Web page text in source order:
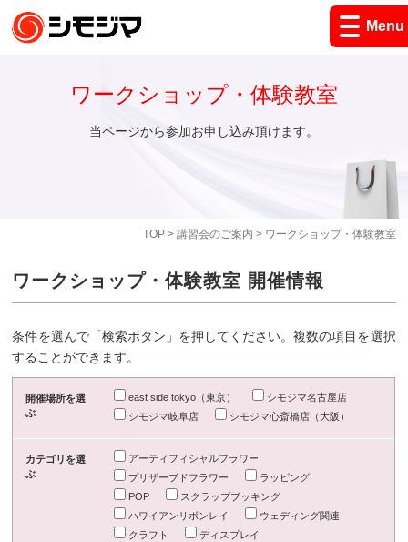
Menu
TOP> 講習会のご案内 > ワークショップ・体験教室
ワークショップ・体験教室
当ページから参加お申し込み頂けます。
ワークショップ・体験教室 開催情報
条件を選んで「検索ボタン」を押してください。複数の項目を選択
することができます。
開催場所を選
ぶ
east side tokyo（東京）
シモジマ名古屋店
シモジマ岐阜店
シモジマ心斎橋店（大阪）
カテゴリを選
ぶ
アーティフィシャルフラワー
プリザーブドフラワー
ラッピング
POP
スクラップブッキング
ハワイアンリボンレイ
ウェディング関連
クラフト
ディスプレイ